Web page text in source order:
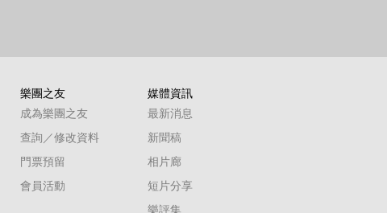
樂團之友
成為樂團之友
查詢／修改資料
門票預留
會員活動
媒體資訊
最新消息
新聞稿
相片廊
短片分享
樂評集